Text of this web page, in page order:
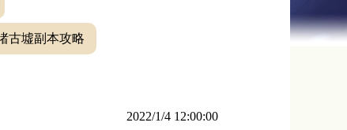
古墟副本攻略
2022/1/4 12:00:00